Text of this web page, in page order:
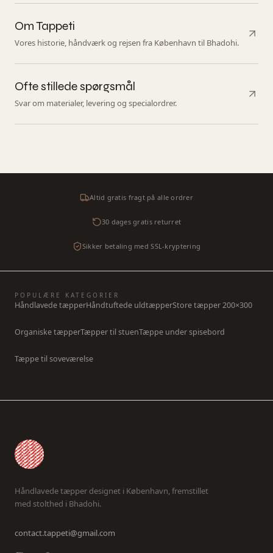
Om Tappeti
Vores historie, håndværk og rejsen fra København til Bhadohi.
Ofte stillede spørgsmål
Svar om materialer, levering og specialordrer.
Altid gratis fragt på alle ordrer
30 dages gratis returret
Sikker betaling med SSL-kryptering
POPULÆRE KATEGORIER
Håndlavede tæpperHåndtuftede uldtæpperStore tæpper 200×300
Organiske tæpperTæpper til stuenTæppe under spisebord
Tæppe til soveværelse
Håndlavede tæpper designet i København, fremstillet
med stolthed i Bhadohi.
contact.tappeti@gmail.com